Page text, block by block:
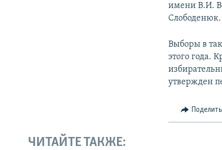
имени В.И.
Слободенюк.
Выборы в
этого года.
утвержден
ЧИТАЙТЕ ТАКЖЕ: